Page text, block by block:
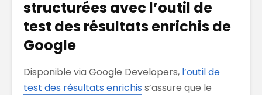
structurées avec l’outil de
test des résultats enrichis de
Google
Disponible via Google Developers, l’outil de
test des résultats enrichis s’assure que le